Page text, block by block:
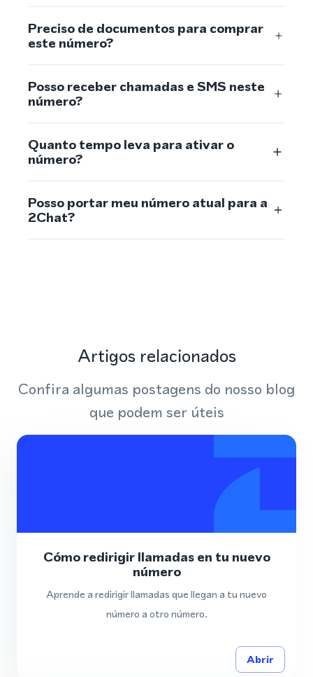
Preciso de documentos para comprar
este número?
Posso receber chamadas e SMS neste
número?
Quanto tempo leva para ativar o
número?
Posso portar meu número atual para a
2Chat?
Artigos relacionados
Confira algumas postagens do nosso blog
que podem ser úteis
Cómo redirigir llamadas en tu nuevo
número
Aprende a redirigir llamadas que llegan a tu nuevo
número a otro número.
Abrir